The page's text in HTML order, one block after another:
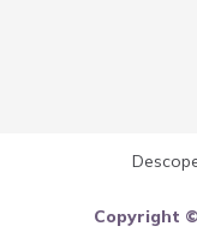
Copyright